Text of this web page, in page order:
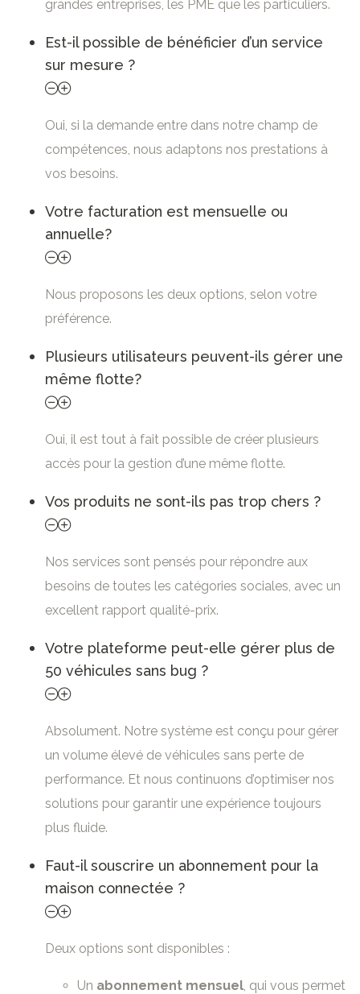
grandes entreprises, les PME que les particuliers.
Est-il possible de bénéficier d’un service
sur mesure ?
Oui, si la demande entre dans notre champ de
compétences, nous adaptons nos prestations à
vos besoins.
Votre facturation est mensuelle ou
annuelle?
Nous proposons les deux options, selon votre
préférence.
Plusieurs utilisateurs peuvent-ils gérer une
même flotte?
Oui, il est tout à fait possible de créer plusieurs
accès pour la gestion d’une même flotte.
Vos produits ne sont-ils pas trop chers ?
Nos services sont pensés pour répondre aux
besoins de toutes les catégories sociales, avec un
excellent rapport qualité-prix.
Votre plateforme peut-elle gérer plus de
50 véhicules sans bug ?
Absolument. Notre système est conçu pour gérer
un volume élevé de véhicules sans perte de
performance. Et nous continuons d’optimiser nos
solutions pour garantir une expérience toujours
plus fluide.
Faut-il souscrire un abonnement pour la
maison connectée ?
Deux options sont disponibles :
Un abonnement mensuel, qui vous permet